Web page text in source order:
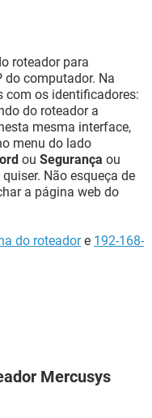
roteador para
do computador. Na
com os identificadores:
do roteador a
mesma interface,
menu do lado
ou Segurança ou
Não esqueça de
a página web do
do roteadore 192-168-
Mercusys